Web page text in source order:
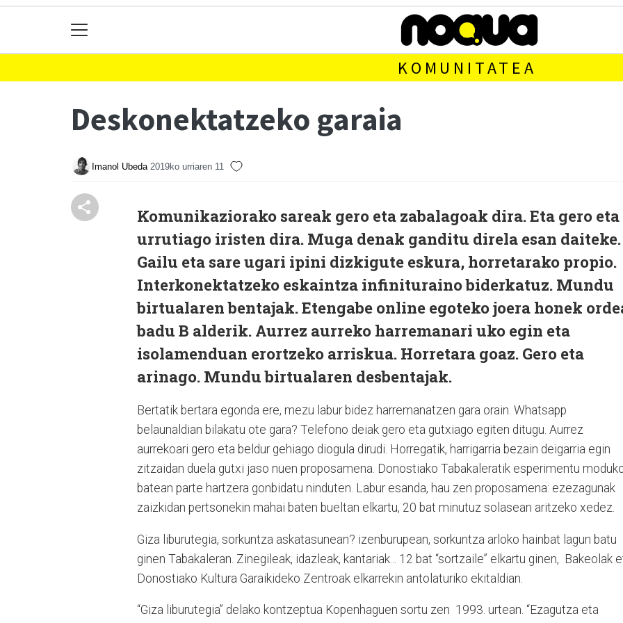
KOMUNITATEA
Deskonektatzeko garaia
Imanol Ubeda 2019ko urriaren 11
Komunikaziorako sareak gero eta zabalagoak dira. Eta gero eta
urrutiago iristen dira. Muga denak ganditu direla esan daiteke.
Gailu eta sare ugari ipini dizkigute eskura, horretarako propio.
Interkonektatzeko eskaintza infinituraino biderkatuz. Mundu
birtualaren bentajak. Etengabe online egoteko joera honek
badu B alderik. Aurrez aurreko harremanari uko egin eta
isolamenduan erortzeko arriskua. Horretara goaz. Gero eta
arinago. Mundu birtualaren desbentajak.
Bertatik bertara egonda ere, mezu labur bidez harremanatzen gara orain. Whatsapp
belaunaldian bilakatu ote gara? Telefono deiak gero eta gutxiago egiten ditugu. Aurrez
aurrekoari gero eta beldur gehiago diogula dirudi. Horregatik, harrigarria bezain deigarria egin
zitzaidan duela gutxi jaso nuen proposamena. Donostiako Tabakaleratik esperimentu
batean parte hartzera gonbidatu ninduten. Labur esanda, hau zen proposamena: ezezagunak
zaizkidan pertsonekin mahai baten bueltan elkartu, 20 bat minutuz solasean aritzeko xedez.
Giza liburutegia, sorkuntza askatasunean? izenburupean, sorkuntza arloko hainbat lagun batu
ginen Tabakaleran. Zinegileak, idazleak, kantariak... 12 bat “sortzaile” elkartu ginen, Bakeolak
Donostiako Kultura Garaikideko Zentroak elkarrekin antolaturiko ekitaldian.
“Giza liburutegia” delako kontzeptua Kopenhaguen sortu zen 1993. urtean. “Ezagutza eta